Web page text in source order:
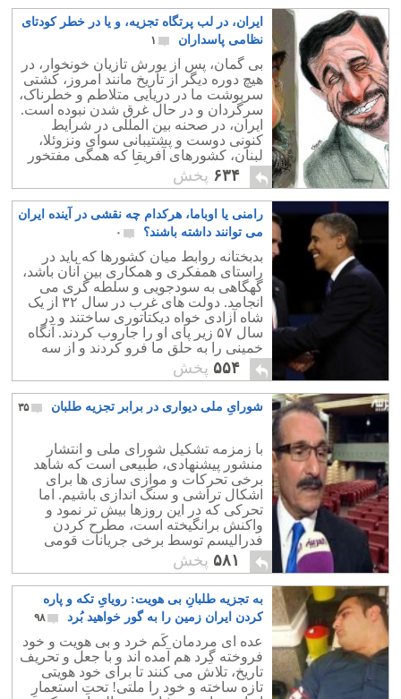
ایران، در لب پرتگاه تجزیه، و یا در خطر کودتای
نظامی پاسداران
۱
بی گمان، پس از یورش تازیان خونخوار، در
هیچ دوره دیگر از تاریخ مانند امروز، کشتی
سربوشت ما در دریایی متلاطم و خطرناک،
سرگردان و در حال غرق شدن نبوده است.
ایران، در صحنه بین المللی در شرایط
کنونی دوست و پشتیبانی سوای ونزوئلا،
لبنان، کشورهای آفریقا که همگی مفتخور
و سودجویند دوست دیگری ندارد.
۶۳۴ پخش
رامنی یا اوباما، هرکدام چه نقشی در آینده ایران
می توانند داشته باشند؟
۰
بدبختانه روابط میان کشورها که باید در
راستای همفکری و همکاری بین آنان باشد،
گهگاهی به سودجویی و سلطه گری می
انجامد. دولت های غرب در سال ۳۲ از یک
شاه آزادی خواه دیکتاتوری ساختند و در
سال ۵۷ زیر پای او را جاروب کردند. آنگاه
خمینی را به حلق ما فرو کردند و از سه
دهه پیش به تاراج مملکتمان پرداختند.
۵۵۴ پخش
شورایِ ملی دیواری در برابر تجزیه طلبان ۳۵
با زمزمه تشکیل شورای ملی و انتشار
منشور پیشنهادی، طبیعی است که شاهد
برخی تحرکات و موازی سازی ها برای
اشکال تراشی و سنگ اندازی باشیم. اما
تحرکی که در این روزها بیش تر نمود و
واکنش برانگیخته است، مطرح کردن
فدرالیسم توسط برخی جریانات قومی
است.۵۸۱ پخش
به تجزیه طلبانِ بی هویت: رویایِ تکه و پاره
کردن ایران زمین را به گور خواهید بُرد
۹۸
عده ای مردمان کَم خرد و بی هویت و خود
فروخته گِرد هم آمده اند و با جعل و تحریف
تاریخ، تلاش می کنند تا برای خود هویتی
تازه ساخته و خود را ملتی! تحتِ استعمارِ